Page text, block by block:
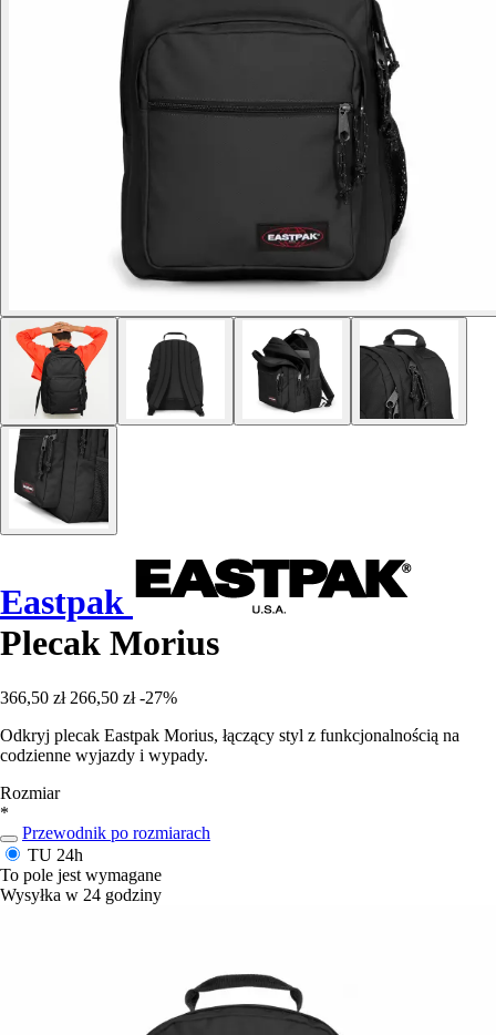
Eastpak
Plecak Morius
366,50 zł 266,50 zł -27%
Odkryj plecak Eastpak Morius, łączący styl z funkcjonalnością na
codzienne wyjazdy i wypady.
Rozmiar
*
Przewodnik po rozmiarach
TU 24h
To pole jest wymagane
Wysyłka w 24 godziny